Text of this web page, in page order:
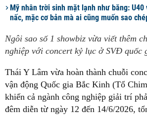
Mỹ nhân trời sinh mặt lạnh như băng: U40
nấc, mặc cơ bản mà ai cũng muốn sao
Ngôi sao số 1 showbiz vừa viết thêm
nghiệp với concert kỷ lục ở SVĐ quốc
Thái Y Lâm vừa hoàn thành chuỗi
vận động Quốc gia Bắc Kinh (Tổ
khiến cả ngành công nghiệp giải trí
đêm diễn từ ngày 12 đến 14/6/2026,